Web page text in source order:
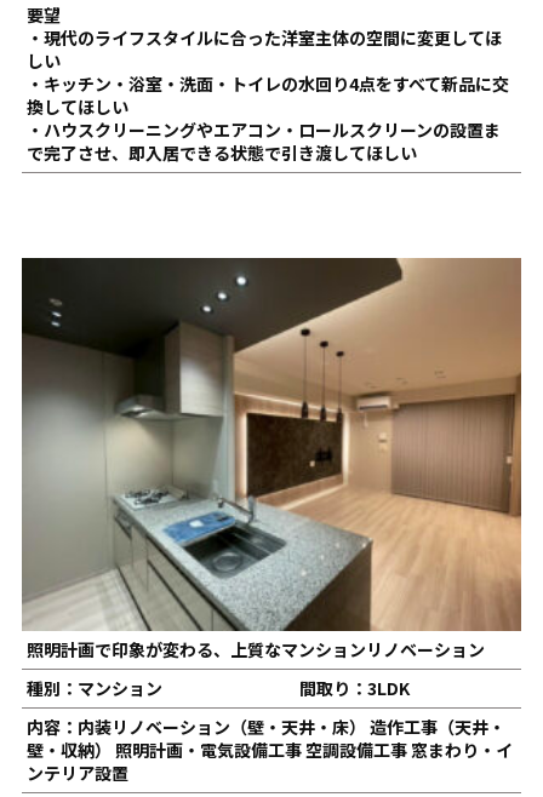
要望
・現代のライフスタイルに合った洋室主体の空間に変更してほ
しい
・キッチン・浴室・洗面・トイレの水回り4点をすべて新品に交
換してほしい
・ハウスクリーニングやエアコン・ロールスクリーンの設置ま
で完了させ、即入居できる状態で引き渡してほしい
照明計画で印象が変わる、上質なマンションリノベーション
種別：マンション
間取り：3LDK
内容：内装リノベーション（壁・天井・床） 造作工事（天井・
壁・収納） 照明計画・電気設備工事 空調設備工事 窓まわり・イ
ンテリア設置